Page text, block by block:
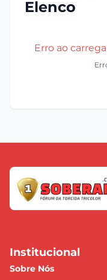
Elenco
Erro ao
Institucional
Sobre Nós